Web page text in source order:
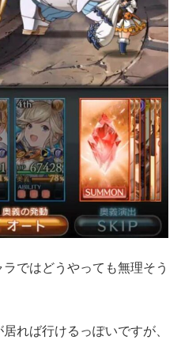
ではどうやっても無理そう
れば行けるっぽいですが、